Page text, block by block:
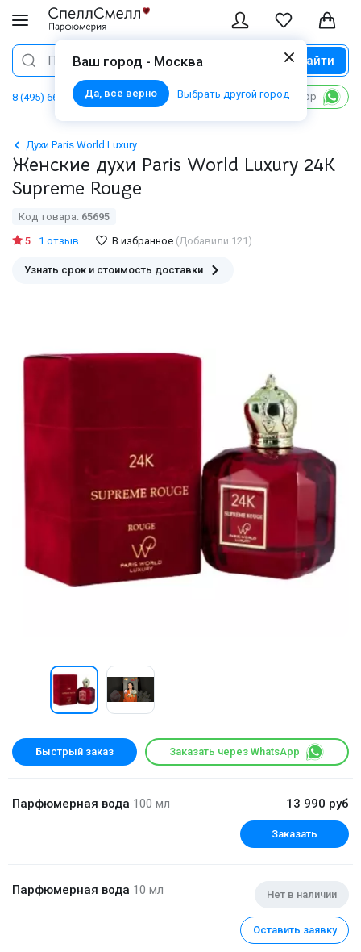
Ваш город - Москва
Да, всё верно Выбрать другой город
Поиск Найти
8 (495) 668 06 02 Написать в WhatsApp
Духи Paris World Luxury
Женские духи Paris World Luxury 24K
Supreme Rouge
Код товара: 65695
5
1 отзыв В избранное (Добавили 121)
Узнать срок и стоимость доставки
Быстрый заказ Заказать через WhatsApp
Парфюмерная вода 100 мл 13 990 руб
Заказать
Парфюмерная вода 10 мл Нет в наличии
Оставить заявку